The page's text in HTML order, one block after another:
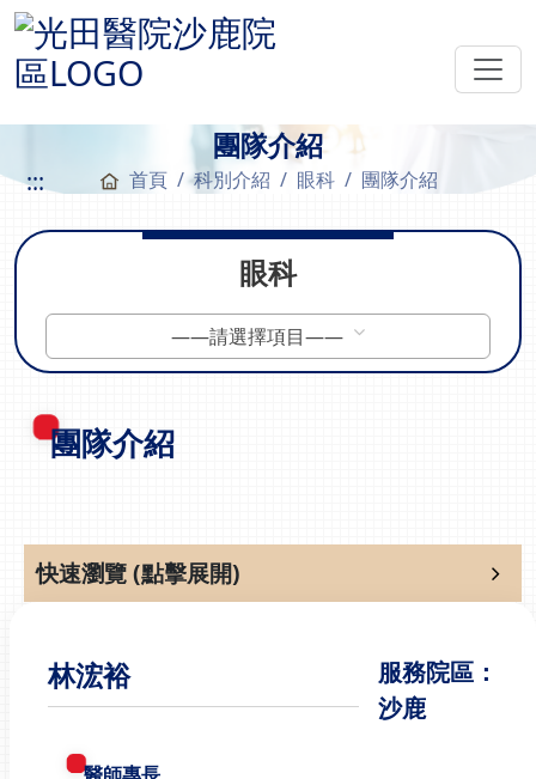
團隊介紹
::: 首頁 科別介紹 眼科 團隊介紹
眼科
——請選擇項目——
團隊介紹
快速瀏覽 (點擊展開)
林浤裕
服務院區：
沙鹿